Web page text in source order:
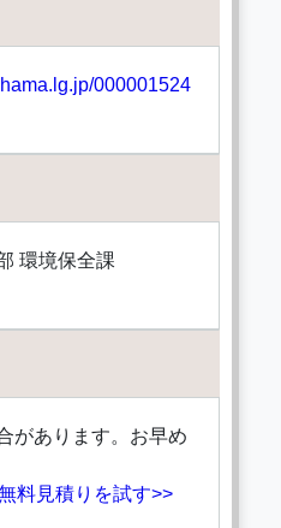
000001524
環境保全課
があります。お早め
料見積りを試す>>